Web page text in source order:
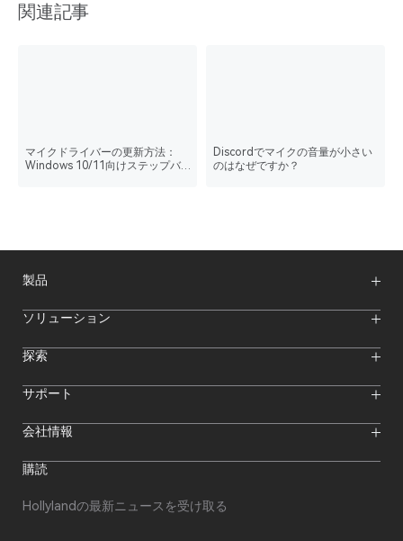
関連記事
マイクドライバーの更新方法：
Windows 10/11向けステップバ
Discordでマイクの音量が小さい
のはなぜですか？
製品
ワイヤレスマイク
インターカムシステム
カメラモニター
ソリューション
ワイヤレスインターカムシステム
探索
オンラインイベント
Hollylandブログ
クリエイター向けリソース
ビデオセンター
サポート
ダウンロード
購入先
代理店になる
修理状況の確認
会社情報
フォーラム
お問い合わせ
コンプライアンス
購読
Hollylandの最新ニュースを受け取る